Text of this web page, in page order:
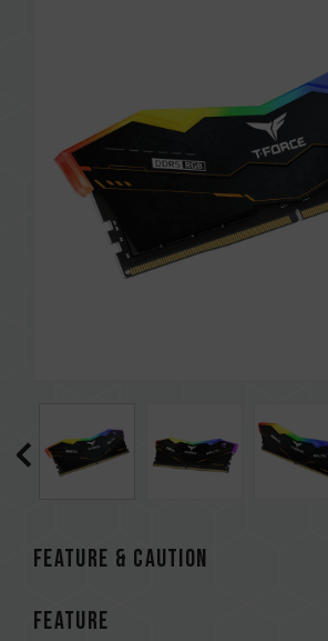
Feature & CAUTION
FEATURE